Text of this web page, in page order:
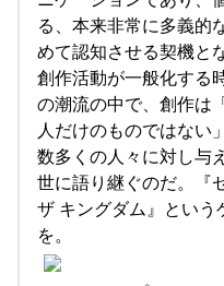
る、本来非常に多義的
めて認知させる契機と
創作活動が一般化する
の潮流の中で、創作は
人だけのものではない
数多くの人々に対し与
世に語り継ぐのだ。『
ザ キングダム』という
を。